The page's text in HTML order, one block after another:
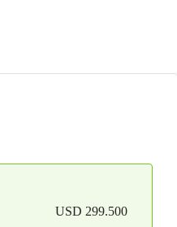
USD 299.500